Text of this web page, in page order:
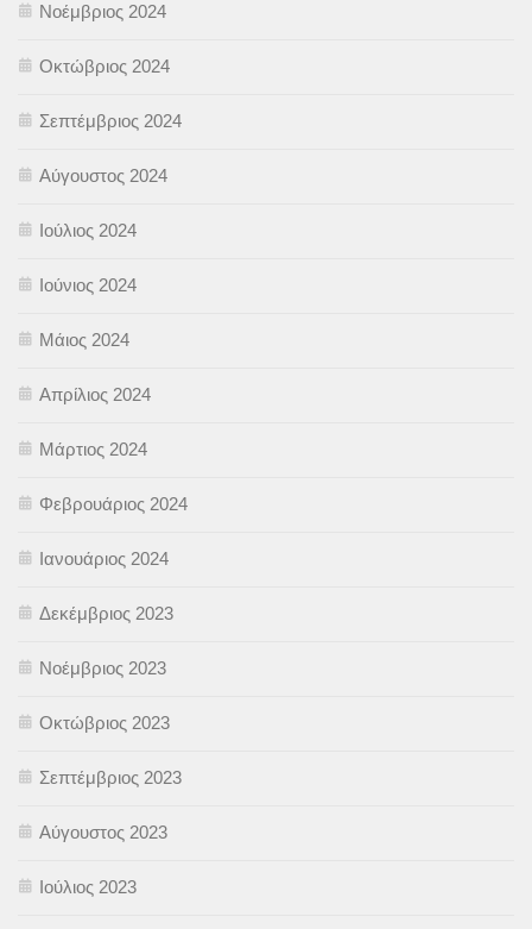
Νοέμβριος 2024
Οκτώβριος 2024
Σεπτέμβριος 2024
Αύγουστος 2024
Ιούλιος 2024
Ιούνιος 2024
Μάιος 2024
Απρίλιος 2024
Μάρτιος 2024
Φεβρουάριος 2024
Ιανουάριος 2024
Δεκέμβριος 2023
Νοέμβριος 2023
Οκτώβριος 2023
Σεπτέμβριος 2023
Αύγουστος 2023
Ιούλιος 2023